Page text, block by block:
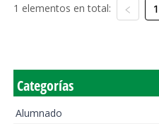
1 elementos en total: 1
Categorías
Alumnado